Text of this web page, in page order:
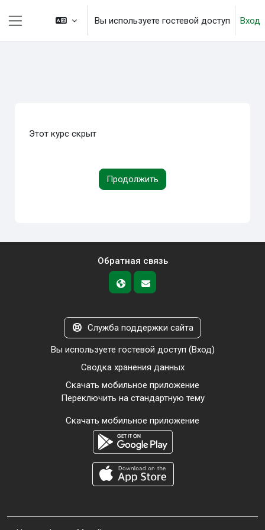
Перейти к основному содержанию
Боковая панель
Вы используете гостевой доступ Вход
Этот курс скрыт
Продолжить
Обратная связь
Служба поддержки сайта
Вы используете гостевой доступ (Вход)
Сводка хранения данных
Скачать мобильное приложение
Переключить на стандартную тему
Скачать мобильное приложение